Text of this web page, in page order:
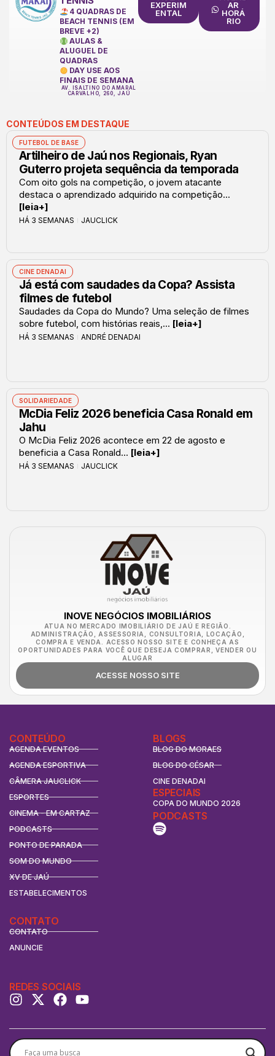
4 QUADRAS DE
BEACH TENNIS (EM
BREVE +2)
AULAS &
ALUGUEL DE
QUADRAS
DAY USE AOS
FINAIS DE SEMANA
AV. ISALTINO DO AMARAL
CARVALHO, 260, JAÚ
EXPERIM
ENTAL
AR
HORÁ
RIO
CONTEÚDOS EM DESTAQUE
FUTEBOL DE BASE
Artilheiro de Jaú nos Regionais, Ryan
Guterro projeta sequência da temporada
Com oito gols na competição, o jovem atacante
destaca o aprendizado adquirido na competição...
[leia+]
HÁ 3 SEMANAS JAUCLICK
CINE DENADAI
Já está com saudades da Copa? Assista
filmes de futebol
Saudades da Copa do Mundo? Uma seleção de filmes
sobre futebol, com histórias reais,... [leia+]
HÁ 3 SEMANAS ANDRÉ DENADAI
SOLIDARIEDADE
McDia Feliz 2026 beneficia Casa Ronald em
Jahu
O McDia Feliz 2026 acontece em 22 de agosto e
beneficia a Casa Ronald... [leia+]
HÁ 3 SEMANAS JAUCLICK
INOVE NEGÓCIOS IMOBILIÁRIOS
ATUA NO MERCADO IMOBILIÁRIO DE JAÚ E REGIÃO.
ADMINISTRAÇÃO, ASSESSORIA, CONSULTORIA, LOCAÇÃO,
COMPRA E VENDA. ACESSO NOSSO SITE E CONHEÇA AS
OPORTUNIDADES PARA VOCÊ QUE DESEJA COMPRAR, VENDER OU
ALUGAR
ACESSE NOSSO SITE
CONTEÚDO
AGENDA EVENTOS
AGENDA ESPORTIVA
CÂMERA JAUCLICK
ESPORTES
CINEMA - EM CARTAZ
PODCASTS
PONTO DE PARADA
SOM DO MUNDO
XV DE JAÚ
ESTABELECIMENTOS
BLOGS
BLOG DO MORAES
BLOG DO CÉSAR
CINE DENADAI
ESPECIAIS
COPA DO MUNDO 2026
CONTATO
CONTATO
ANUNCIE
PODCASTS
REDES SOCIAIS